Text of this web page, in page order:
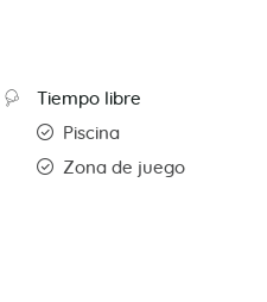
Tiempo libre
Piscina
Zona de juego